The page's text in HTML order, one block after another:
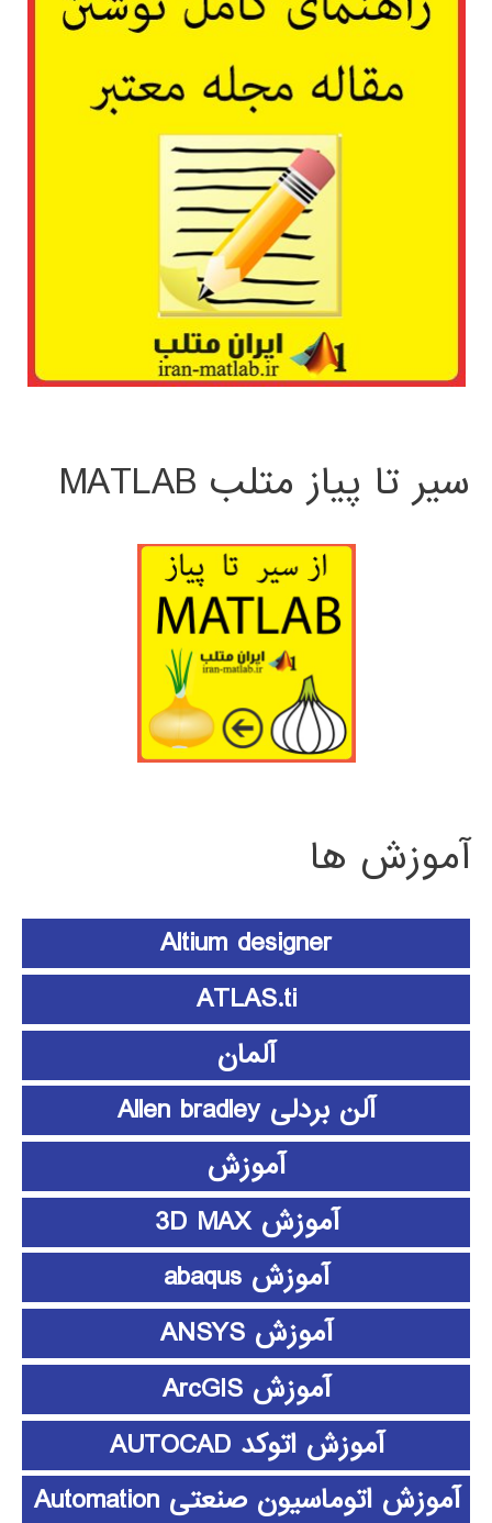
سیر تا پیاز متلب MATLAB
آموزش ها
Altium designer
ATLAS.ti
آلمان
آلن بردلی Allen bradley
آموزش
آموزش 3D MAX
آموزش abaqus
آموزش ANSYS
آموزش ArcGIS
آموزش اتوکد AUTOCAD
آموزش اتوماسیون صنعتی Automation